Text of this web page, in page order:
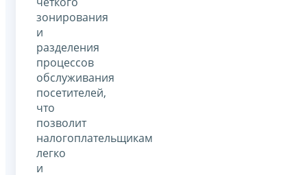
зонирования
и
разделения
процессов
обслуживания
посетителей,
что
позволит
налогоплательщикам
легко
и